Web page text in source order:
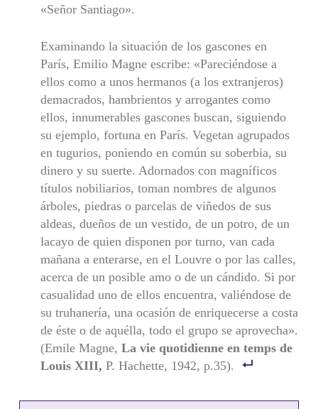
«Señor Santiago».
Examinando la situación de los gascones en
París, Emilio Magne escribe: «Pareciéndose a
ellos como a unos hermanos (a los extran­jeros)
demacrados, hambrientos y arrogantes como
ellos, innumera­bles gascones buscan, siguiendo
su ejemplo, fortuna en París. Vege­tan agrupados
en tugurios, poniendo en común su soberbia, su
dinero y su suerte. Adornados con magníficos
títulos nobiliarios, toman nom­bres de algunos
árboles, piedras o parcelas de viñedos de sus
aldeas, dueños de un vestido, de un potro, de un
lacayo de quien disponen por turno, van cada
mañana a enterarse, en el Louvre o por las calles,
acerca de un posible amo o de un cándido. Si por
casualidad uno de ellos encuentra, valiéndose de
su truhanería, una ocasión de enrique­cerse a costa
de éste o de aquélla, todo el grupo se aprovecha».
(Emile Magne, La vie quotidienne en temps de
Louis XIII, P. Hachette, 1942, p.35).